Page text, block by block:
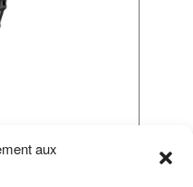
aux